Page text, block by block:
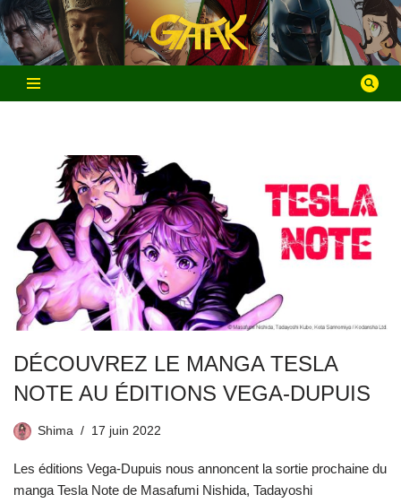
Aller
au
contenu
DÉCOUVREZ LE MANGA TESLA
NOTE AU ÉDITIONS VEGA-DUPUIS
Shima 17 juin 2022
Les éditions Vega-Dupuis nous annoncent la sortie prochaine du
manga Tesla Note de Masafumi Nishida, Tadayoshi